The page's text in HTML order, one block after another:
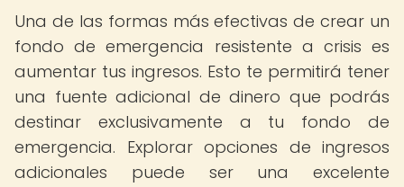
Una de las formas más efectivas de crear un
fondo de emergencia resistente a crisis es
aumentar tus ingresos. Esto te permitirá tener
una fuente adicional de dinero que podrás
destinar exclusivamente a tu fondo de
emergencia. Explorar opciones de ingresos
adicionales puede ser una excelente